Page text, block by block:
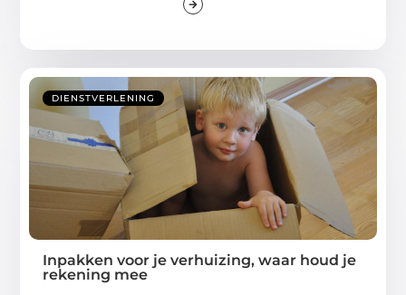
DIENSTVERLENING
Inpakken voor je verhuizing, waar houd je
rekening mee